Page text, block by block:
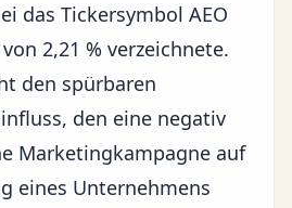
das Tickersymbol AEO
2,21 % verzeichnete.
den spürbaren
, den eine negativ
Marketingkampagne auf
eines Unternehmens